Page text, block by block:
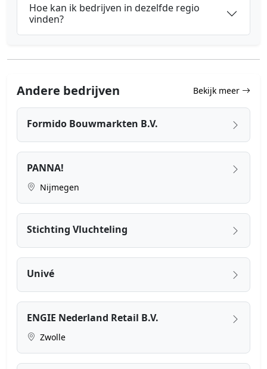
Hoe kan ik bedrijven in dezelfde regio
vinden?
Andere bedrijven Bekijk meer
Formido Bouwmarkten B.V.
PANNA!
Nijmegen
Stichting Vluchteling
Univé
ENGIE Nederland Retail B.V.
Zwolle